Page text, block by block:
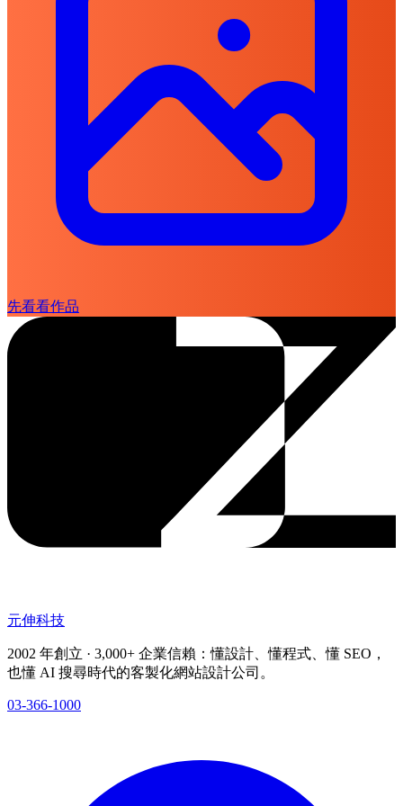
先看看作品
元伸科技
2002 年創立 · 3,000+ 企業信賴：懂設計、懂程式、懂 SEO，
也懂 AI 搜尋時代的客製化網站設計公司。
03-366-1000